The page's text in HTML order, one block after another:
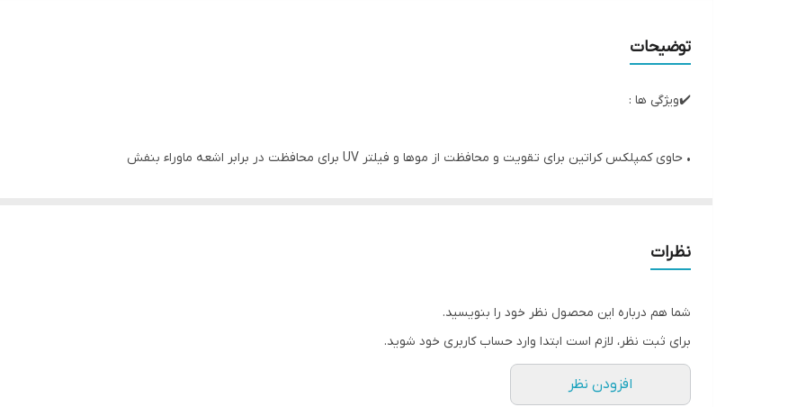
توضیحات
✔️ویژگی ها :
• حاوی کمپلکس کراتین برای تقویت و محافظت از موها و فیلتر UV برای محافظت در برابر اشعه ماوراء بنفش
نظرات
شما هم درباره این محصول نظر خود را بنویسید.
برای ثبت نظر، لازم است ابتدا وارد حساب کاربری خود شوید.
افزودن نظر